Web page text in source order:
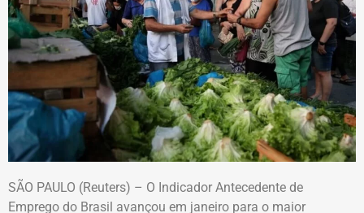
SÃO PAULO (Reuters) – O Indicador Antecedente de
Emprego do Brasil avançou em janeiro para o maior